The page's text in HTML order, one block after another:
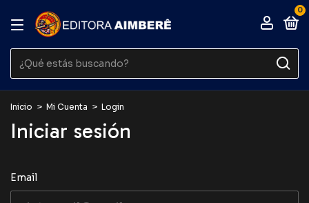
0
Inicio > Mi Cuenta > Login
Iniciar sesión
Email